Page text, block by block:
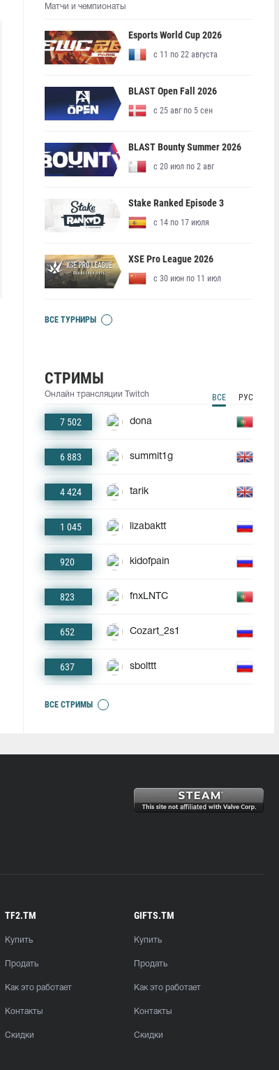
Матчи и чемпионаты
Esports World Cup 2026
с 11 по 22 августа
BLAST Open Fall 2026
с 25 авг по 5 сен
BLAST Bounty Summer 2026
с 20 июл по 2 авг
Stake Ranked Episode 3
с 14 по 17 июля
XSE Pro League 2026
с 30 июн по 11 июл
ВСЕ ТУРНИРЫ
СТРИМЫ
Онлайн трансляции Twitch ВСЕ РУС
7 502 dona
6 883 summit1g
4 424 tarik
1 045 lizabaktt
920 kidofpain
823 fnxLNTC
652 Cozart_2s1
637 sbolttt
ВСЕ СТРИМЫ
TF2.TM
Купить
Продать
Как это работает
Контакты
Скидки
GIFTS.TM
Купить
Продать
Как это работает
Контакты
Скидки